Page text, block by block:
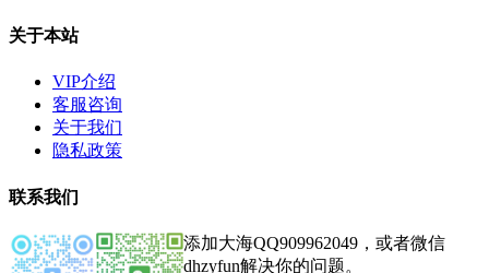
关于本站
VIP介绍
客服咨询
关于我们
隐私政策
联系我们
添加大海QQ909962049，或者微信
dhzyfun解决你的问题。